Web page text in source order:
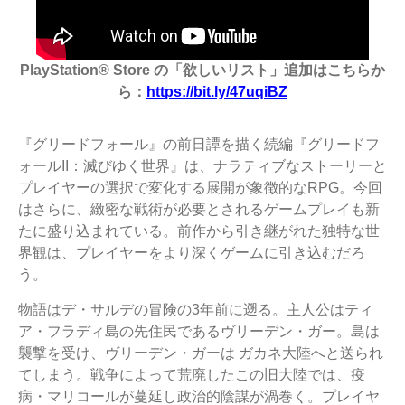
PlayStation® Store の「欲しいリスト」追加はこちらか
ら： https://bit.ly/47uqiBZ
『グリードフォール』の前日譚を描く続編『グリードフ
ォールII：滅びゆく世界』は、ナラティブなストーリーと
プレイヤーの選択で変化する展開が象徴的なRPG。今回
はさらに、緻密な戦術が必要とされるゲームプレイも新
たに盛り込まれている。前作から引き継がれた独特な世
界観は、プレイヤーをより深くゲームに引き込むだろ
う。
物語はデ・サルデの冒険の3年前に遡る。主人公はティ
ア・フラディ島の先住民であるヴリーデン・ガー。島は
襲撃を受け、ヴリーデン・ガーは ガカネ大陸へと送られ
てしまう。戦争によって荒廃したこの旧大陸では、疫
病・マリコールが蔓延し政治的陰謀が渦巻く。プレイヤ